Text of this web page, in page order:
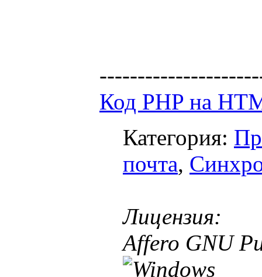
Код PHP на
Категория:
почта,
Лицензия:
Affero GNU